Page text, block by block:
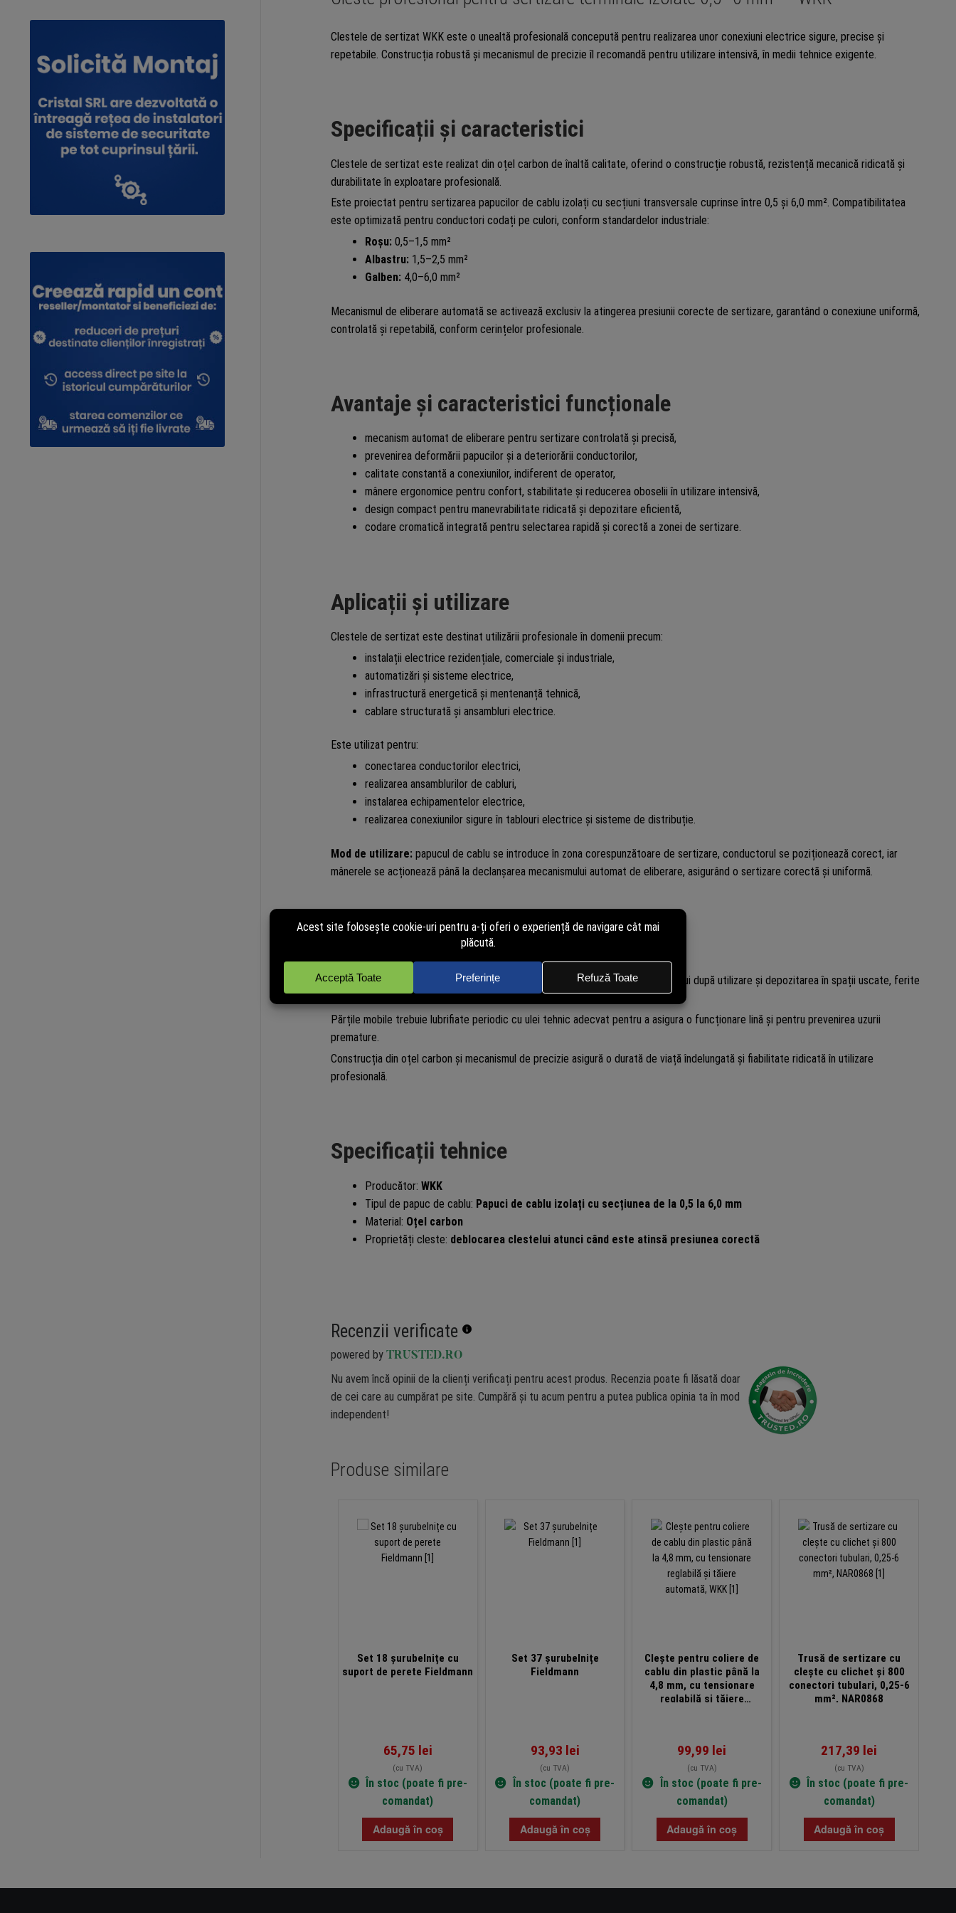
Clestele de sertizat WKK este o unealtă profesională concepută pentru realizarea unor conexiuni electrice sigure, precise și
repetabile. Construcția robustă și mecanismul de precizie îl recomandă pentru utilizare intensivă, în medii tehnice exigente.
Specificații și caracteristici
Clestele de sertizat este realizat din oțel carbon de înaltă calitate, oferind o construcție robustă, rezistență mecanică ridicată și
durabilitate în exploatare profesională.
Este proiectat pentru sertizarea papucilor de cablu izolați cu secțiuni transversale cuprinse între 0,5 și 6,0 mm². Compatibilitatea
este optimizată pentru conductori codați pe culori, conform standardelor industriale:
Roșu:0,5–1,5 mm²
Albastru:1,5–2,5 mm²
Galben:4,0–6,0 mm²
Mecanismul de eliberare automată se activează exclusiv la atingerea presiunii corecte de sertizare, garantând o conexiune uniformă,
controlată și repetabilă, conform cerințelor profesionale.
Avantaje și caracteristici funcționale
mecanism automat de eliberare pentru sertizare controlată și precisă,
prevenirea deformării papucilor și a deteriorării conductorilor,
calitate constantă a conexiunilor, indiferent de operator,
mânere ergonomice pentru confort, stabilitate și reducerea oboselii în utilizare intensivă,
design compact pentru manevrabilitate ridicată și depozitare eficientă,
codare cromatică integrată pentru selectarea rapidă și corectă a zonei de sertizare.
Aplicații și utilizare
Clestele de sertizat este destinat utilizării profesionale în domenii precum:
instalații electrice rezidențiale, comerciale și industriale,
automatizări și sisteme electrice,
infrastructură energetică și mentenanță tehnică,
cablare structurată și ansambluri electrice.
Este utilizat pentru:
conectarea conductorilor electrici,
realizarea ansamblurilor de cabluri,
instalarea echipamentelor electrice,
realizarea conexiunilor sigure în tablouri electrice și sisteme de distribuție.
Mod de utilizare:papucul de cablu se introduce în zona corespunzătoare de sertizare, conductorul se poziționează corect, iar
mânerele se acționează până la declanșarea mecanismului automat de eliberare, asigurând o sertizare corectă și uniformă.
Întreținere și durată de viață
Pentru menținerea performanțelor funcționale, se recomandă curățarea clestelui după utilizare și depozitarea în spații uscate, ferite
Părțile mobile trebuie lubrifiate periodic cu ulei tehnic adecvat pentru a asigura o funcționare lină și pentru prevenirea uzurii
premature.
Construcția din oțel carbon și mecanismul de precizie asigură o durată de viață îndelungată și fiabilitate ridicată în utilizare
profesională.
Specificații tehnice
Producător: WKK
Tipul de papuc de cablu: Papuci de cablu izolați cu secțiunea de la 0,5 la 6,0 mm
Material: Oțel carbon
Proprietăți cleste: deblocarea clestelui atunci când este atinsă presiunea corectă
Recenzii verificate
powered by TRUSTED.RO
Nu avem încă opinii de la clienți verificați pentru acest produs. Recenzia poate fi lăsată doar
de cei care au cumpărat pe site. Cumpără și tu acum pentru a putea publica opinia ta în mod
independent!
Produse similare
Set 18 șurubelnițe cu
suport de perete Fieldmann
65,75 lei
(cu TVA)
În stoc (poate fi pre-
comandat)
Adaugă în coș
Set 37 șurubelnițe
Fieldmann
93,93 lei
(cu TVA)
În stoc (poate fi pre-
comandat)
Adaugă în coș
Clește pentru coliere de
cablu din plastic până la
4,8 mm, cu tensionare
reglabilă și tăiere
99,99 lei
(cu TVA)
În stoc (poate fi pre-
comandat)
Adaugă în coș
Trusă de sertizare cu
clește cu clichet și 800
conectori tubulari, 0,25-6
mm², NAR0868
217,39 lei
(cu TVA)
În stoc (poate fi pre-
comandat)
Adaugă în coș